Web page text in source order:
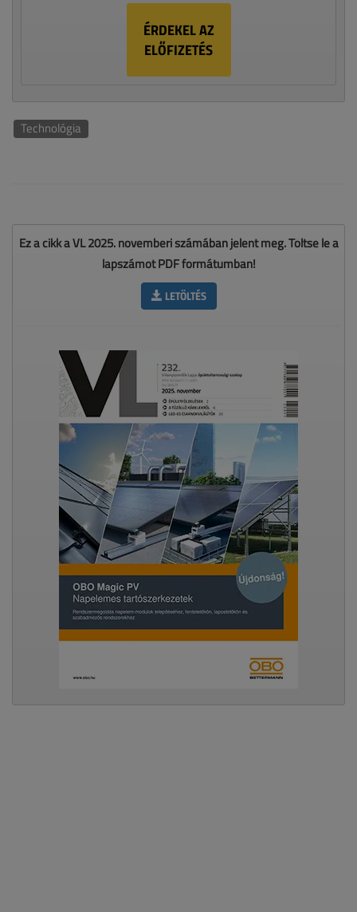
ÉRDEKEL AZ
ELŐFIZETÉS
Technológia
Ez a cikk a VL 2025. novemberi számában jelent meg. Töltse le a
lapszámot PDF formátumban!
LETÖLTÉS